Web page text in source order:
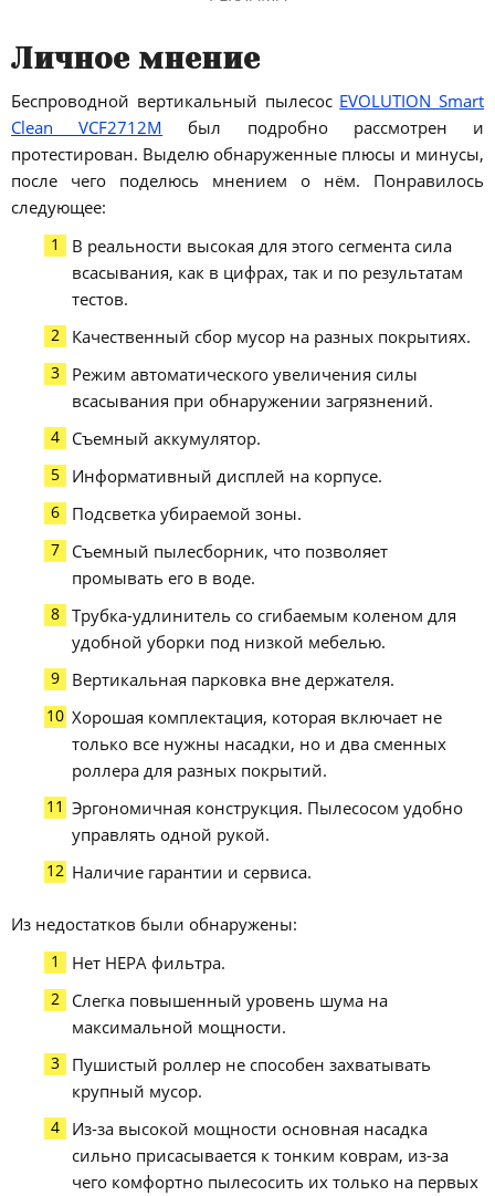
Личное мнение
Беспроводной вертикальный пылесос EVOLUTION Smart
Clean VCF2712M
был подробно рассмотрен и
протестирован. Выделю обнаруженные плюсы и минусы,
после чего поделюсь мнением о нём. Понравилось
следующее:
В реальности высокая для этого сегмента сила
всасывания, как в цифрах, так и по результатам
тестов.
Качественный сбор мусор на разных покрытиях.
Режим автоматического увеличения силы
всасывания при обнаружении загрязнений.
Съемный аккумулятор.
Информативный дисплей на корпусе.
Подсветка убираемой зоны.
Съемный пылесборник, что позволяет
промывать его в воде.
Трубка-удлинитель со сгибаемым коленом для
удобной уборки под низкой мебелью.
Вертикальная парковка вне держателя.
Хорошая комплектация, которая включает не
только все нужны насадки, но и два сменных
роллера для разных покрытий.
Эргономичная конструкция. Пылесосом удобно
управлять одной рукой.
Наличие гарантии и сервиса.
Из недостатков были обнаружены:
Нет HEPA фильтра.
Слегка повышенный уровень шума на
максимальной мощности.
Пушистый роллер не способен захватывать
крупный мусор.
Из-за высокой мощности основная насадка
сильно присасывается к тонким коврам, из-за
чего комфортно пылесосить их только на первых